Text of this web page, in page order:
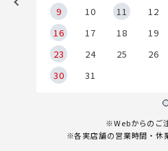
9
10 11 12
16
17 18 19
23
24 25 26
30
31
※Webからのご
※各実店舗の営業時間・休